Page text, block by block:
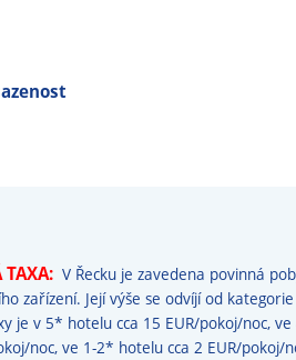
TAXA: V Řecku je zavedena povinná
zařízení. Její výše se odvíjí od
je v 5* hotelu cca 15 EUR/pokoj/noc,
noc, ve 1-2* hotelu cca 2 EUR/